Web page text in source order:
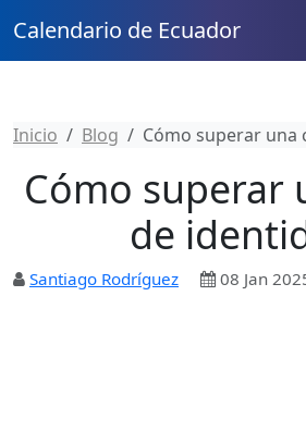
Calendario de Ecuador
Inicio Blog Cómo superar una
Cómo superar
de
Santiago Rodríguez 08 Jan